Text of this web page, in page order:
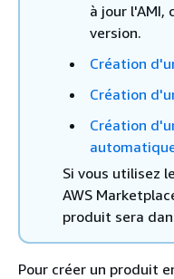
à jour l'AMI,
version.
Création
Création
Création
Si vous utilisez
AWS
produit sera
Pour créer un produit